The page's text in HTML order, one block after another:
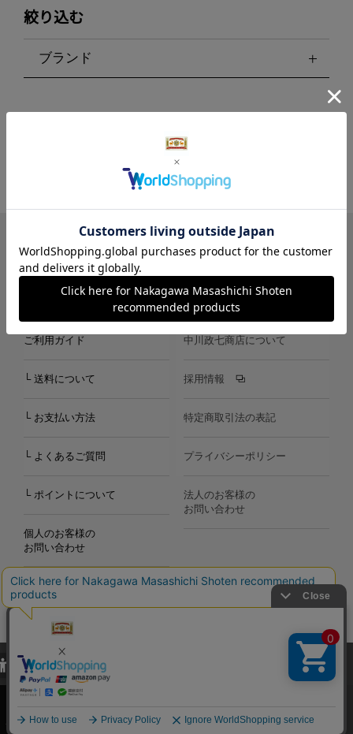
絞り込む
ブランド
LINE Instagram X Facebook メールマガジン
ご利用ガイド
└ 送料について
└ お支払い方法
└ よくあるご質問
└ ポイントについて
個人のお客様の
お問い合わせ
中川政七商店について
採用情報
特定商取引法の表記
プライバシーポリシー
法人のお客様の
お問い合わせ
Copyright©2000-2026
Nakagawa Masashichi Shoten All Rights Reserved.
当サイトでは、当サイト内における閲覧履歴・属性情報などの取得およ
び利便性向上のためにクッキー（Cookie）を使用いたします。詳細に
関しては「プライバシーポリシー
承諾する